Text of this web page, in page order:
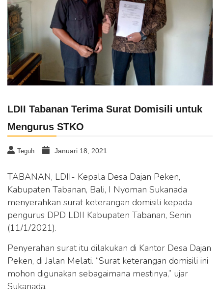
LDII Tabanan Terima Surat Domisili untuk
Mengurus STKO
Teguh Januari 18, 2021
TABANAN, LDII- Kepala Desa Dajan Peken,
Kabupaten Tabanan, Bali, I Nyoman Sukanada
menyerahkan surat keterangan domisili kepada
pengurus DPD LDII Kabupaten Tabanan, Senin
(11/1/2021).
Penyerahan surat itu dilakukan di Kantor Desa Dajan
Peken, di Jalan Melati. “Surat keterangan domisili ini
mohon digunakan sebagaimana mestinya,” ujar
Sukanada.